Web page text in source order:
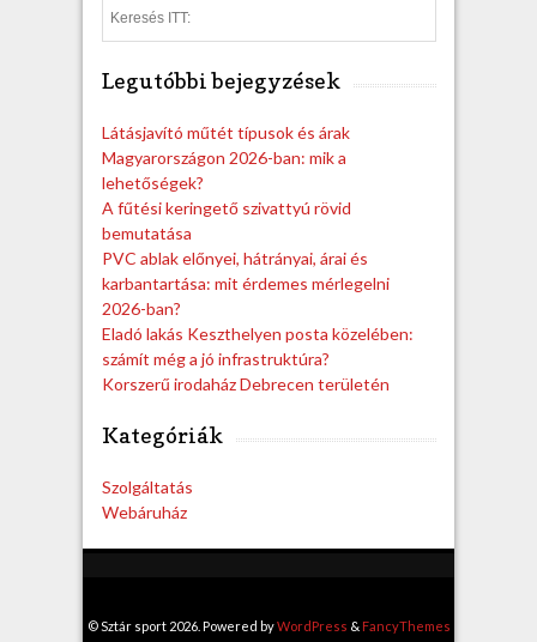
e
Legutóbbi bejegyzések
Látásjavító műtét típusok és árak
Magyarországon 2026-ban: mik a
lehetőségek?
A fűtési keringető szivattyú rövid
bemutatása
PVC ablak előnyei, hátrányai, árai és
karbantartása: mit érdemes mérlegelni
2026-ban?
Eladó lakás Keszthelyen posta közelében:
számít még a jó infrastruktúra?
Korszerű irodaház Debrecen területén
Kategóriák
Szolgáltatás
Webáruház
© Sztár sport 2026. Powered byWordPress & FancyThemes